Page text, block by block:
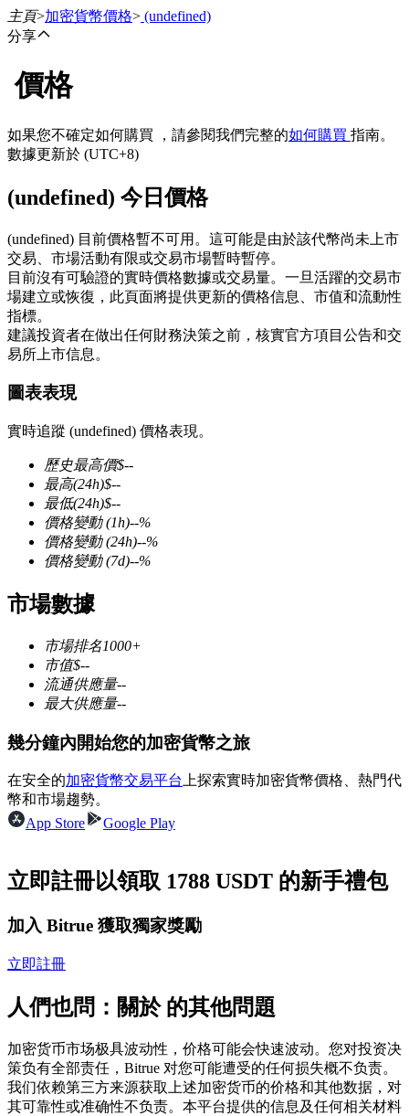
合約
USDT永續
多種以USDT結算的永續合約
幣本位永續
以數字貨幣為保證金的永續合約
TradFi
美股、外匯、貴金屬及大宗商品衍生性商品
多種以USDC結算的永續合約
跟單
與頂尖交易專家同行
主頁>加密貨幣價格> (undefined)
分享
價格
如果您不確定如何購買 ，請參閱我們完整的如何購買 指南。
數據更新於 (UTC+8)
(undefined) 今日價格
(undefined) 目前價格暫不可用。這可能是由於該代幣尚未上市
交易、市場活動有限或交易市場暫時暫停。
目前沒有可驗證的實時價格數據或交易量。一旦活躍的交易市
場建立或恢復，此頁面將提供更新的價格信息、市值和流動性
指標。
建議投資者在做出任何財務決策之前，核實官方項目公告和交
易所上市信息。
圖表表現
實時追蹤 (undefined) 價格表現。
歷史最高價$--
最高(24h)$--
最低(24h)$--
價格變動(1h)--%
價格變動(24h)--%
價格變動(7d)--%
市場數據
市場排名1000+
市值$--
流通供應量--
最大供應量--
幾分鐘內開始您的加密貨幣之旅
在安全的加密貨幣交易平台 上探索實時加密貨幣價格、熱門代
幣和市場趨勢。
App Store
Google Play
立即註冊以領取 1788 USDT 的新手禮包
加入 Bitrue 獲取獨家獎勵
立即註冊
人們也問：關於 的其他問題
加密货币市场极具波动性，价格可能会快速波动。您对投资决
策负有全部责任，Bitrue 对您可能遭受的任何损失概不负责。
我们依赖第三方来源获取上述加密货币的价格和其他数据，对
其可靠性或准确性不负责。本平台提供的信息及任何相关材料